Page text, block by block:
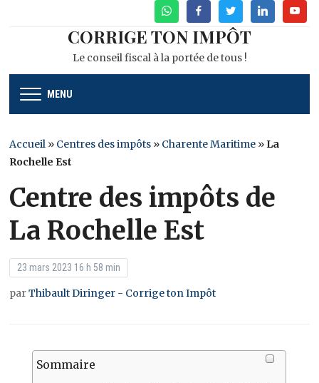
WhatsAppFacebookTwitterLinkedin
CORRIGE TON IMPÔT
Le conseil fiscal à la portée de tous !
MENU
Accueil » Centres des impôts » Charente Maritime » La
Rochelle Est
Centre des impôts de
La Rochelle Est
23 mars 2023 16 h 58 min
parThibault Diringer - Corrige ton Impôt
Sommaire